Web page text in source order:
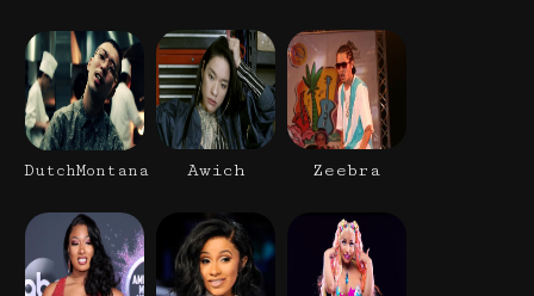
DutchMontana Awich Zeebra